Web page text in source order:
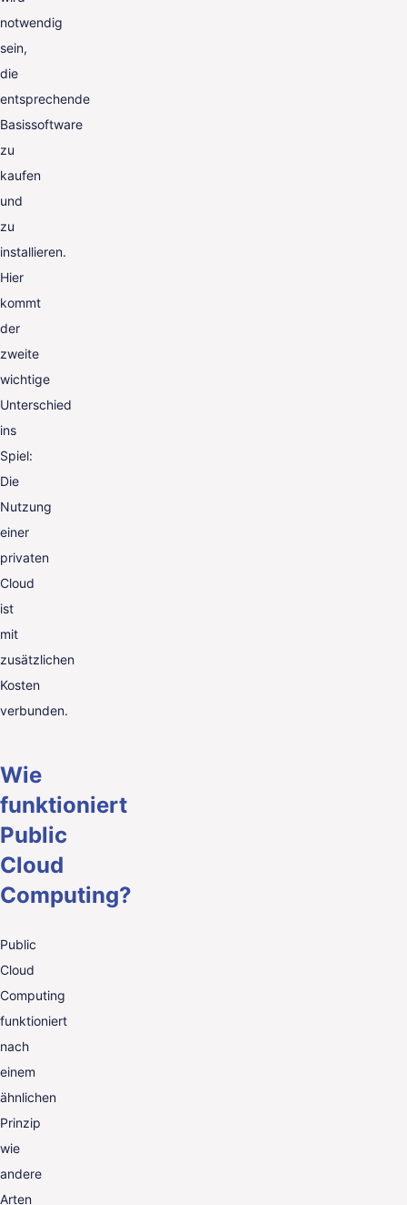
notwendig
sein,
die
entsprechende
Basissoftware
zu
kaufen
und
zu
installieren.
Hier
kommt
der
zweite
wichtige
Unterschied
ins
Spiel:
Die
Nutzung
einer
privaten
Cloud
ist
mit
zusätzlichen
Kosten
verbunden.
Wie
funktioniert
Public
Cloud
Computing?
Public
Cloud
Computing
funktioniert
nach
einem
ähnlichen
Prinzip
wie
andere
Arten